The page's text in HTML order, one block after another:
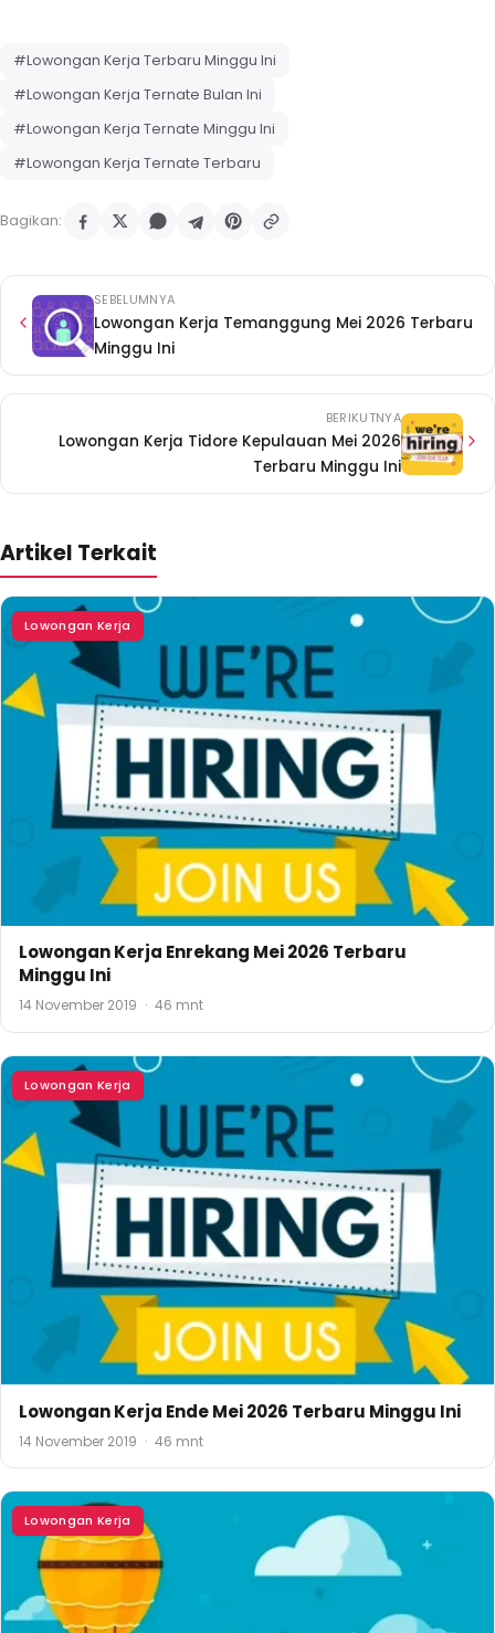
#Lowongan Kerja Terbaru Minggu Ini
#Lowongan Kerja Ternate Bulan Ini
#Lowongan Kerja Ternate Minggu Ini
#Lowongan Kerja Ternate Terbaru
Bagikan:
SEBELUMNYA
Lowongan Kerja Temanggung Mei 2026 Terbaru
Minggu Ini
BERIKUTNYA
Lowongan Kerja Tidore Kepulauan Mei 2026
Terbaru Minggu Ini
Artikel Terkait
Lowongan Kerja
Lowongan Kerja Enrekang Mei 2026 Terbaru
Minggu Ini
14 November 2019 · 46 mnt
Lowongan Kerja
Lowongan Kerja Ende Mei 2026 Terbaru Minggu Ini
14 November 2019 · 46 mnt
Lowongan Kerja